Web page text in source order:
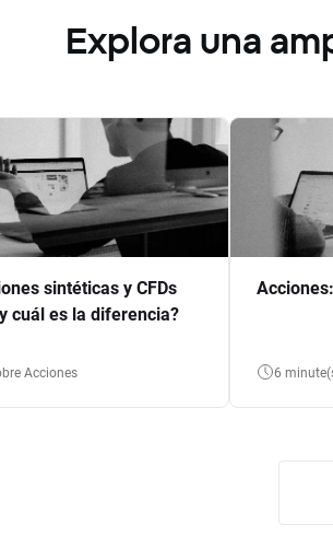
Explora una
sintéticas y CFDs
cuál es la diferencia?
Acciones 6